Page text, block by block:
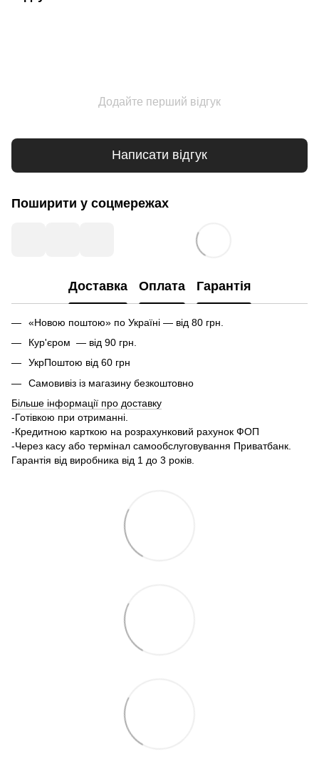
Додайте перший відгук
Написати відгук
Поширити у соцмережах
Доставка Оплата Гарантія
«Новою поштою» по Україні — від 80 грн.
Кур'єром — від 90 грн.
УкрПоштою від 60 грн
Самовивіз із магазину безкоштовно
Більше інформації про доставку
-Готівкою при отриманні.
-Кредитною карткою на розрахунковий рахунок ФОП
-Через касу або термінал самообслуговування Приватбанк.
Гарантія від виробника від 1 до 3 років.